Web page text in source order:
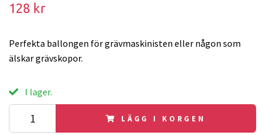
128 kr
Perfekta ballongen för grävmaskinisten eller någon som
älskar grävskopor.
I lager.
LÄGG I KORGEN